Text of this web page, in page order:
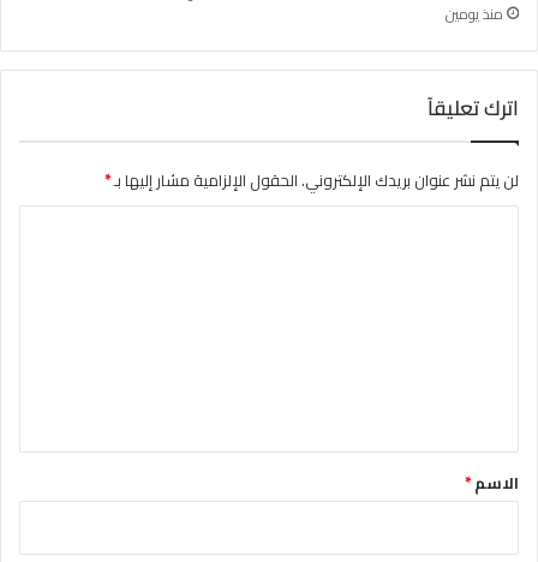
منذ يومين
اترك تعليقاً
لن يتم نشر عنوان بريدك الإلكتروني.الحقول الإلزامية مشار إليها بـ*
*الاسم*